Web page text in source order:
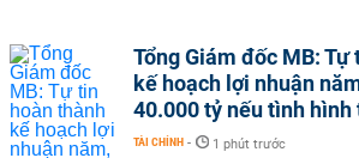
Tổng Giám đốc MB:
kế hoạch lợi nhuận
40.000 tỷ nếu tình hình
TÀI CHÍNH - 1 phút trước